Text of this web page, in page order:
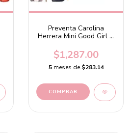
Preventa Carolina
Herrera Mini Good Girl &
Set
$1,287.00
5 meses de$283.14